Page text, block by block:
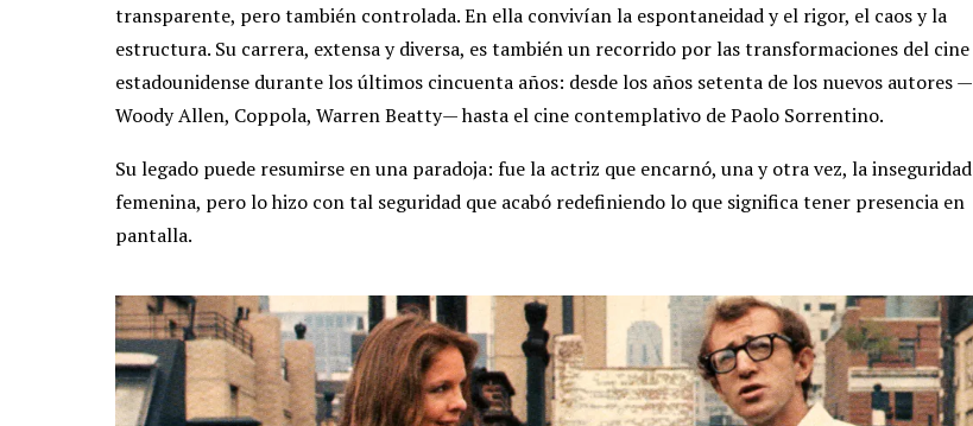
transparente, pero también controlada. En ella convivían la espontaneidad y el rigor, el caos y la
estructura. Su carrera, extensa y diversa, es también un recorrido por las transformaciones del cine
estadounidense durante los últimos cincuenta años: desde los años setenta de los nuevos autores —
Woody Allen, Coppola, Warren Beatty— hasta el cine contemplativo de Paolo Sorrentino.
Su legado puede resumirse en una paradoja: fue la actriz que encarnó, una y otra vez, la inseguridad
femenina, pero lo hizo con tal seguridad que acabó redefiniendo lo que significa tener presencia en
pantalla.